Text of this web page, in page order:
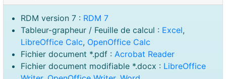
RDM version 7 : RDM 7
Tableur-grapheur / Feuille de calcul : Excel,
LibreOffice Calc, OpenOffice Calc
Fichier document *.pdf : Acrobat Reader
Fichier document modifiable *.docx : LibreOffice